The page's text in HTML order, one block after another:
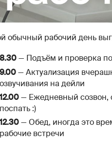
обычный рабочий день
8.30 — Подъём и проверка
9.00 — Актуализация
озвучивания на дейли
12.00 — Ежедневный созвон,
поспать :)
12.30 — Обед, иногда это
рабочие встречи